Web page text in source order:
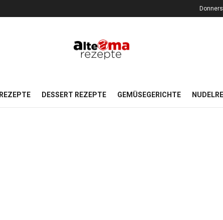
REZEPTE DESSERT REZEPTE GEMÜSEGERICHTE